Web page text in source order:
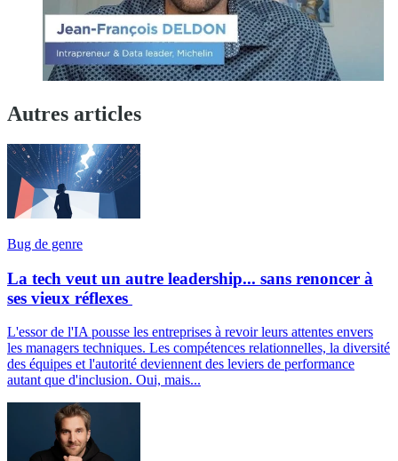
Autres articles
Bug de genre
La tech veut un autre leadership... sans renoncer à
ses vieux réflexes
L'essor de l'IA pousse les entreprises à revoir leurs attentes envers
les managers techniques. Les compétences relationnelles, la diversité
des équipes et l'autorité deviennent des leviers de performance
autant que d'inclusion. Oui, mais...